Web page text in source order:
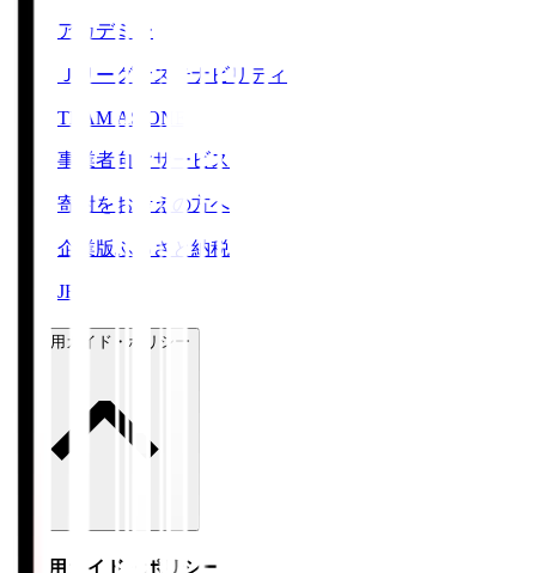
アカデミー
Ｊリーグサステナビリティ
TEAM AS ONE
事業者向けサービス
寄附をお考えの方へ
企業版ふるさと納税
JFA
ご利用ガイド・ポリシー
ご利用ガイド・ポリシー